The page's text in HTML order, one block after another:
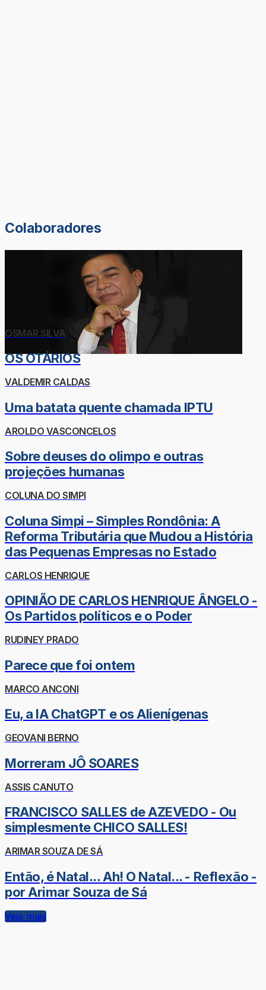
Colaboradores
OSMAR SILVA
OS OTÁRIOS
VALDEMIR CALDAS
Uma batata quente chamada IPTU
AROLDO VASCONCELOS
Sobre deuses do olimpo e outras
projeções humanas
COLUNA DO SIMPI
Coluna Simpi – Simples Rondônia: A
Reforma Tributária que Mudou a História
das Pequenas Empresas no Estado
CARLOS HENRIQUE
OPINIÃO DE CARLOS HENRIQUE ÂNGELO -
Os Partidos políticos e o Poder
RUDINEY PRADO
Parece que foi ontem
MARCO ANCONI
Eu, a IA ChatGPT e os Alienígenas
GEOVANI BERNO
Morreram JÔ SOARES
ASSIS CANUTO
FRANCISCO SALLES de AZEVEDO - Ou
simplesmente CHICO SALLES!
ARIMAR SOUZA DE SÁ
Então, é Natal... Ah! O Natal... - Reflexão -
por Arimar Souza de Sá
Veja mais